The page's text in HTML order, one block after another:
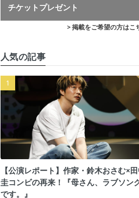
チケットプレゼント
> 掲載をご希望の方はこ
人気の記事
【公演レポート】作家・鈴木おさむ×
圭コンビの再来！『母さん、ラブソン
です。』